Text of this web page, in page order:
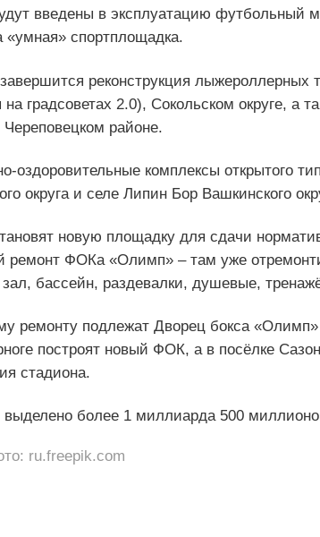
введены в эксплуатацию футбольный
«умная» спортплощадка.
реконструкция лыжероллерных
на градсоветах 2.0), Сокольском округе, а
Череповецком районе.
оздоровительные комплексы открытого
округа и селе Липин Бор Вашкинского
новую площадку для сдачи
ремонт ФОКа «Олимп» – там уже
бассейн, раздевалки, душевые,
ремонту подлежат Дворец бокса
построят новый ФОК, а в посёлке
стадиона.
более 1 миллиарда 500
ru.freepik.com